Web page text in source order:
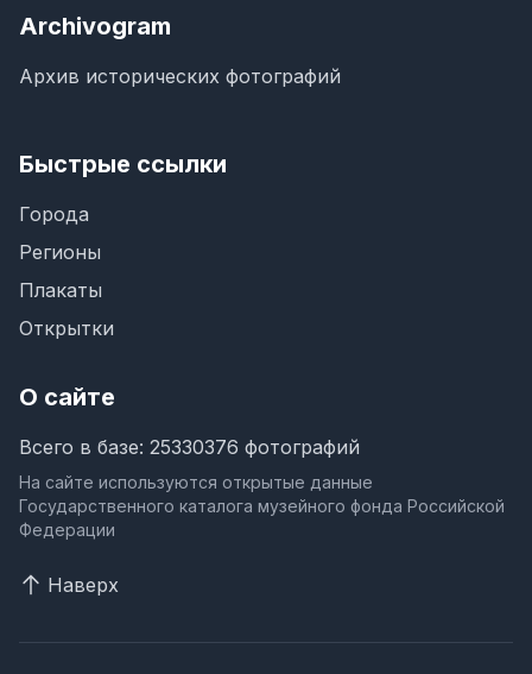
Archivogram
Архив исторических фотографий
Быстрые ссылки
Города
Регионы
Плакаты
Открытки
О сайте
Всего в базе: 25330376 фотографий
На сайте используются открытые данные
Государственного каталога музейного фонда Российской
Федерации
Наверх